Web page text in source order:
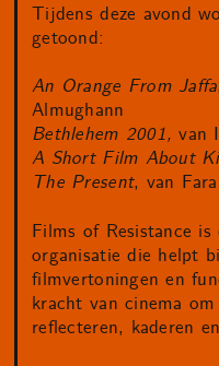
Tijdens deze avond
getoond:
An Orange From Jaffa
Almughann
Bethlehem 2001, van
A Short Film About
The Present, van
Films of Resistance is
organisatie die helpt
filmvertoningen en
kracht van cinema
reflecteren, kaderen